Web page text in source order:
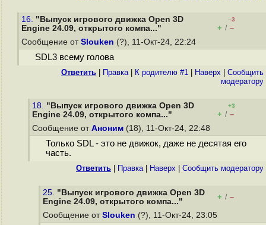
16. "Выпуск игрового движка Open 3D
Engine 24.09, открытого компа..."
–3
+ / –
Сообщение от Slouken (?), 11-Окт-24, 22:24
SDL3 всему голова
Ответить Правка| К родителю #1 Наверх
Cообщить
модератору
18. "Выпуск игрового движка Open 3D
Engine 24.09, открытого компа..."
+3
+ / –
Сообщение от Аноним (18), 11-Окт-24, 22:48
Только SDL - это не движок, даже не десятая его
часть.
Ответить Правка| Наверх Cообщить модератору
25. "Выпуск игрового движка Open 3D
Engine 24.09, открытого компа..."
+ / –
Сообщение от Slouken (?), 11-Окт-24, 23:05